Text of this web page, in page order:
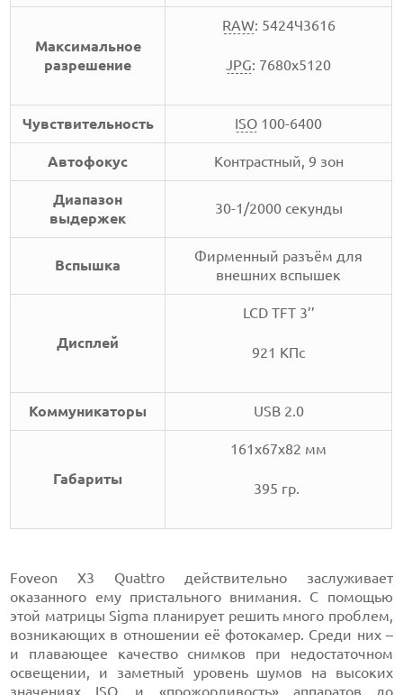
Максимальное
разрешение
RAW: 5424Ч3616
JPG: 7680x5120
Чувствительность ISO 100-6400
Автофокус Контрастный, 9 зон
Диапазон
выдержек
30-1/2000 секунды
Вспышка
Фирменный разъём для
внешних вспышек
Дисплей
LCD TFT 3’’
921 КПс
Коммуникаторы USB 2.0
Габариты
161x67x82 мм
395 гр.
Foveon X3 Quattro действительно заслуживает
оказанного ему пристального внимания. С помощью
этой матрицы Sigma планирует решить много проблем,
возникающих в отношении её фотокамер. Среди них –
и плавающее качество снимков при недостаточном
освещении, и заметный уровень шумов на высоких
значениях ISO, и «прожорливость» аппаратов до